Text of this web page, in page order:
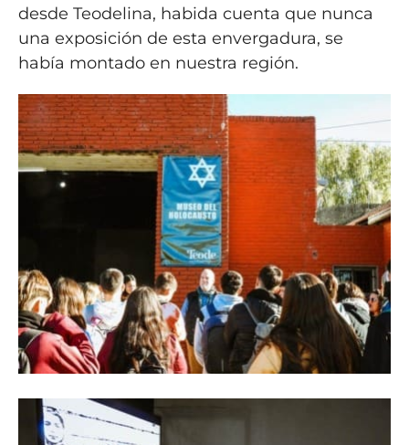
desde Teodelina, habida cuenta que nunca
una exposición de esta envergadura, se
había montado en nuestra región.